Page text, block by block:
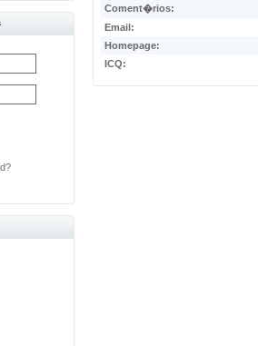
Coment�rios:
Email:
Homepage:
ICQ: